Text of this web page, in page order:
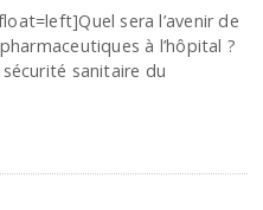
sera l’avenir de
à l’hôpital ?
sanitaire du